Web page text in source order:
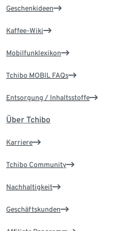
Geschenkideen
Kaffee-Wiki
Mobilfunklexikon
Tchibo MOBIL FAQs
Entsorgung / Inhaltsstoffe
Über Tchibo
Karriere
Tchibo Community
Nachhaltigkeit
Geschäftskunden